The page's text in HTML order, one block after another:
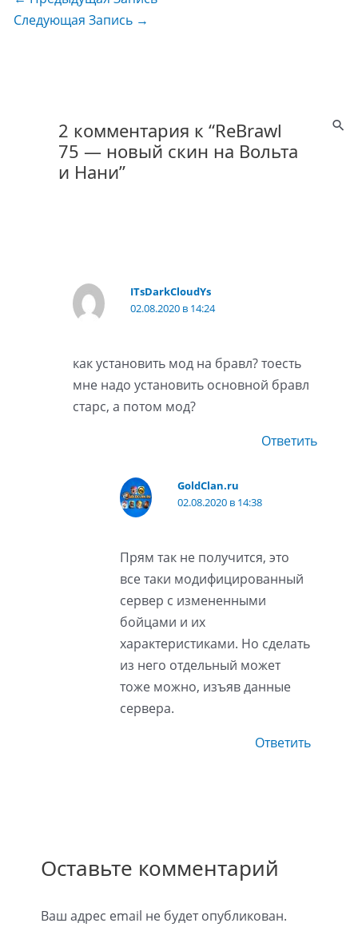
Следующая Запись →
2 комментария к “ReBrawl
75 — новый скин на Вольта
и Нани”
ITsDarkCloudYs
02.08.2020 в 14:24
как установить мод на бравл? тоесть
мне надо установить основной бравл
старс, а потом мод?
Ответить
GoldClan.ru
02.08.2020 в 14:38
Прям так не получится, это
все таки модифицированный
сервер с измененными
бойцами и их
характеристиками. Но сделать
из него отдельный может
тоже можно, изъяв данные
сервера.
Ответить
Оставьте комментарий
Ваш адрес email не будет опубликован.